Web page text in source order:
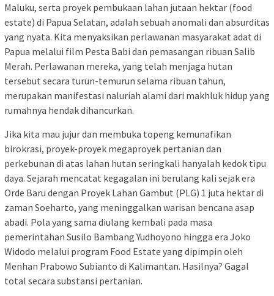
Maluku, serta proyek pembukaan lahan jutaan hektar (food
estate) di Papua Selatan, adalah sebuah anomali dan absurditas
yang nyata. Kita menyaksikan perlawanan masyarakat adat di
Papua melalui film Pesta Babi dan pemasangan ribuan Salib
Merah. Perlawanan mereka, yang telah menjaga hutan
tersebut secara turun-temurun selama ribuan tahun,
merupakan manifestasi naluriah alami dari makhluk hidup yang
rumahnya hendak dihancurkan.
Jika kita mau jujur dan membuka topeng kemunafikan
birokrasi, proyek-proyek megaproyek pertanian dan
perkebunan di atas lahan hutan seringkali hanyalah kedok tipu
daya. Sejarah mencatat kegagalan ini berulang kali sejak era
Orde Baru dengan Proyek Lahan Gambut (PLG) 1 juta hektar di
zaman Soeharto, yang meninggalkan warisan bencana asap
abadi. Pola yang sama diulang kembali pada masa
pemerintahan Susilo Bambang Yudhoyono hingga era Joko
Widodo melalui program Food Estate yang dipimpin oleh
Menhan Prabowo Subianto di Kalimantan. Hasilnya? Gagal
total secara substansi pertanian.